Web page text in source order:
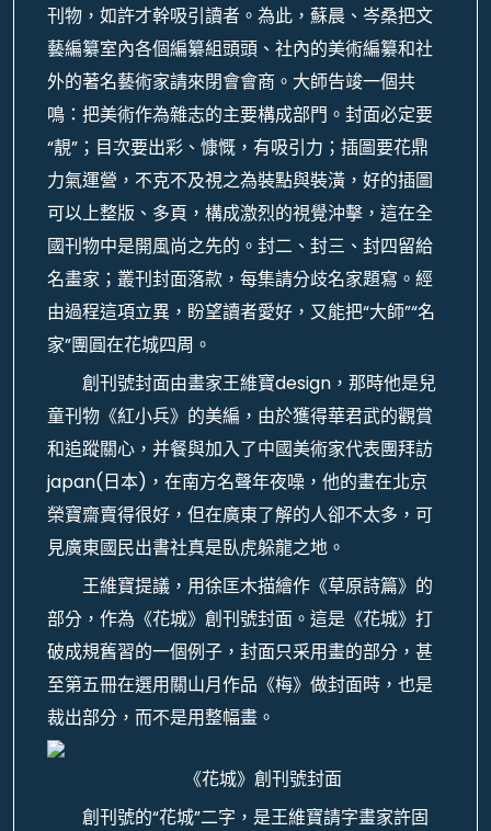
刊物，如許才幹吸引讀者。為此，蘇晨、岑桑把文
藝編纂室內各個編纂組頭頭、社內的美術編纂和社
外的著名藝術家請來閉會會商。大師告竣一個共
鳴：把美術作為雜志的主要構成部門。封面必定要
“靚”；目次要出彩、慷慨，有吸引力；插圖要花鼎
力氣運營，不克不及視之為裝點與裝潢，好的插圖
可以上整版、多頁，構成激烈的視覺沖擊，這在全
國刊物中是開風尚之先的。封二、封三、封四留給
名畫家；叢刊封面落款，每集請分歧名家題寫。經
由過程這項立異，盼望讀者愛好，又能把“大師”“名
家”團圓在花城四周。
創刊號封面由畫家王維寶design，那時他是兒
童刊物《紅小兵》的美編，由於獲得華君武的觀賞
和追蹤關心，并餐與加入了中國美術家代表團拜訪
japan(日本)，在南方名聲年夜噪，他的畫在北京
榮寶齋賣得很好，但在廣東了解的人卻不太多，可
見廣東國民出書社真是臥虎躲龍之地。
王維寶提議，用徐匡木描繪作《草原詩篇》的
部分，作為《花城》創刊號封面。這是《花城》打
破成規舊習的一個例子，封面只采用畫的部分，甚
至第五冊在選用關山月作品《梅》做封面時，也是
裁出部分，而不是用整幅畫。
《花城》創刊號封面
創刊號的“花城”二字，是王維寶請字畫家許固